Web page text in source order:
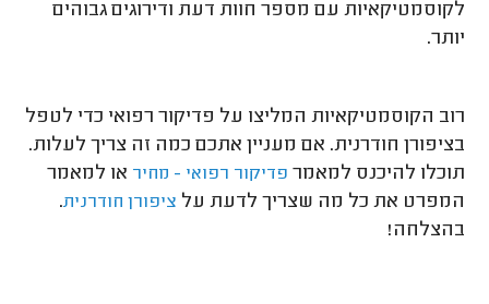
לקוסמטיקאיות עם מספר חוות דעת ודירוגים גבוהים
יותר.
רוב הקוסמטיקאיות המליצו על פדיקור רפואי כדי לטפל
בציפורן חודרנית. אם מעניין אתכם כמה זה צריך לעלות.
תוכלו להיכנס למאמר פדיקור רפואי - מחיר או למאמר
המפרט את כל מה שצריך לדעת על ציפורן חודרנית.
בהצלחה!